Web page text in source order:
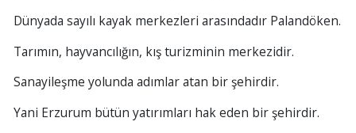
Dünyada sayılı kayak merkezleri arasındadır Palandöken.
Tarımın, hayvancılığın, kış turizminin merkezidir.
Sanayileşme yolunda adımlar atan bir şehirdir.
Yani Erzurum bütün yatırımları hak eden bir şehirdir.